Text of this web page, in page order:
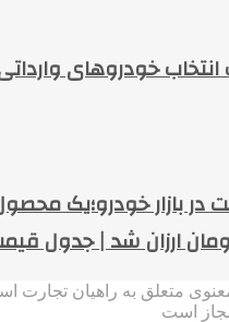
خودروهای وارداتی
بازار خودرو؛یک
متعلق به راهیان تجارت
است